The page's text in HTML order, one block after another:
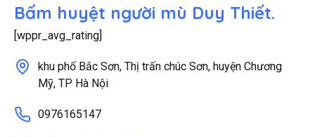
Bấm huyệt người mù Duy Thiết.
[wppr_avg_rating]
khu phố Bắc Sơn, Thị trấn chúc Sơn, huyện Chương
Mỹ, TP Hà Nội
0976165147